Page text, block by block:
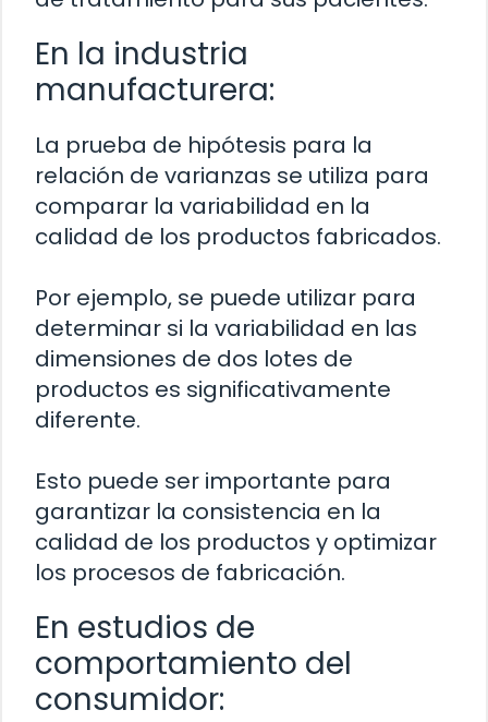
En la industria
manufacturera:
La prueba de hipótesis para la
relación de varianzas se utiliza para
comparar la variabilidad en la
calidad de los productos fabricados.
Por ejemplo, se puede utilizar para
determinar si la variabilidad en las
dimensiones de dos lotes de
productos es significativamente
diferente.
Esto puede ser importante para
garantizar la consistencia en la
calidad de los productos y optimizar
los procesos de fabricación.
En estudios de
comportamiento del
consumidor: